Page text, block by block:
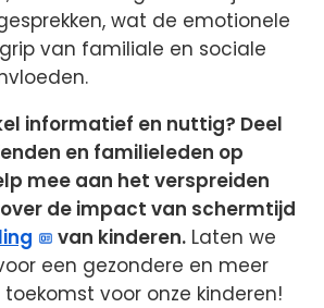
wat de emotionele
van familiale en sociale
informatief en nuttig? Deel
en familieleden op
mee aan het verspreiden
de impact van schermtijd
van kinderen. Laten we
een gezondere en meer
voor onze kinderen!